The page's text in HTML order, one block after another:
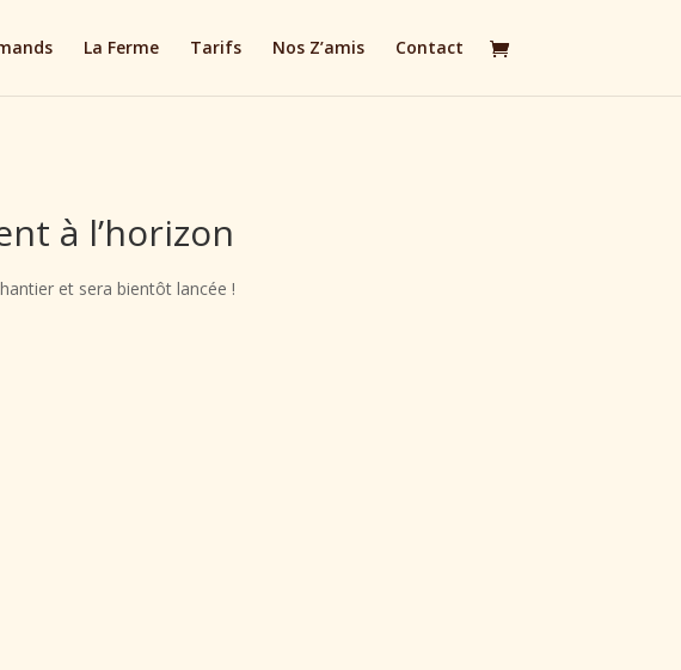
La Ferme Tarifs Nos Z’amis Contact
à l’horizon
et sera bientôt lancée !